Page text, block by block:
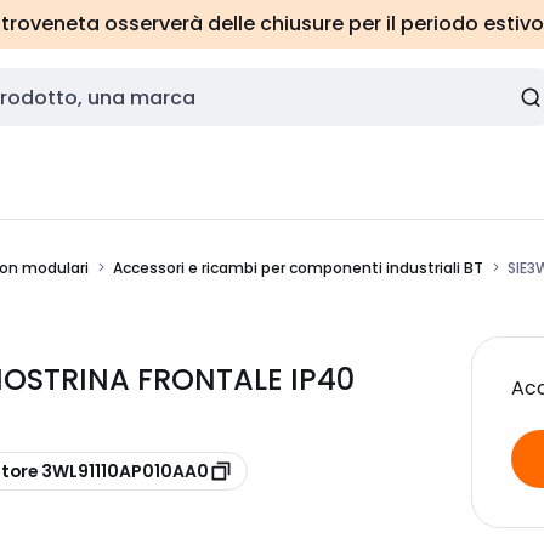
osserverà delle chiusure per il periodo
modulari Accessori e ricambi per componenti industriali BT
FRONTALE IP40
3WL91110AP010AA0